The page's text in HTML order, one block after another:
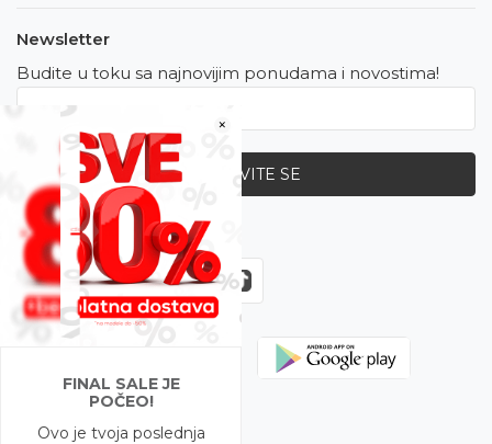
×
FINAL SALE JE
POČEO!
Ovo je tvoja poslednja
Newsletter
Budite u toku sa najnovijim ponudama i novostima!
PRIJAVITE SE
Zapratite nas